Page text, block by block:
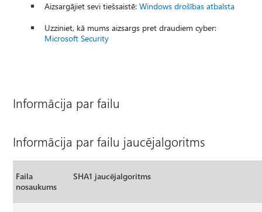
Aizsargājiet sevi tiešsaistē:Windows drošības atbalsta
Uzziniet, kā mums aizsargs pret draudiem cyber:
Microsoft Security
Informācija par failu
Informācija par failu jaucējalgoritms
Faila
nosaukums
SHA1 jaucējalgoritms